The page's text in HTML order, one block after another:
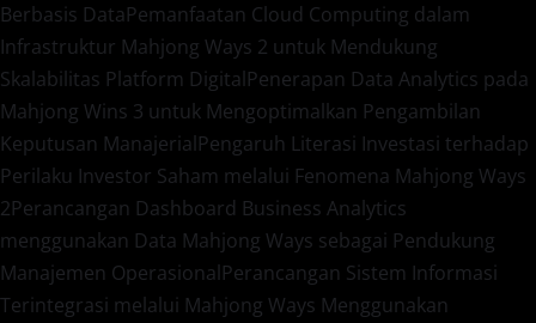
Berbasis DataPemanfaatan Cloud Computing dalam
Infrastruktur Mahjong Ways 2 untuk Mendukung
Skalabilitas Platform DigitalPenerapan Data Analytics pada
Mahjong Wins 3 untuk Mengoptimalkan Pengambilan
Keputusan ManajerialPengaruh Literasi Investasi terhadap
Perilaku Investor Saham melalui Fenomena Mahjong Ways
2Perancangan Dashboard Business Analytics
menggunakan Data Mahjong Ways sebagai Pendukung
Manajemen OperasionalPerancangan Sistem Informasi
Terintegrasi melalui Mahjong Ways Menggunakan